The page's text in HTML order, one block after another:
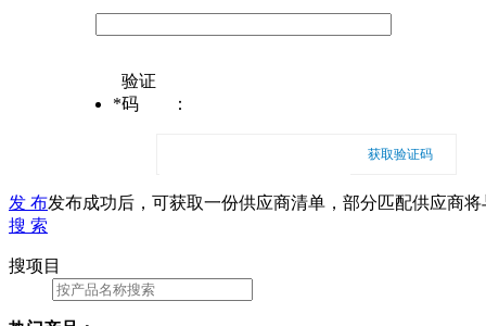
*
验证
码
：
获取验证码
发 布发布成功后，可获取一份供应商清单，部分匹配供应商
搜 索
搜项目